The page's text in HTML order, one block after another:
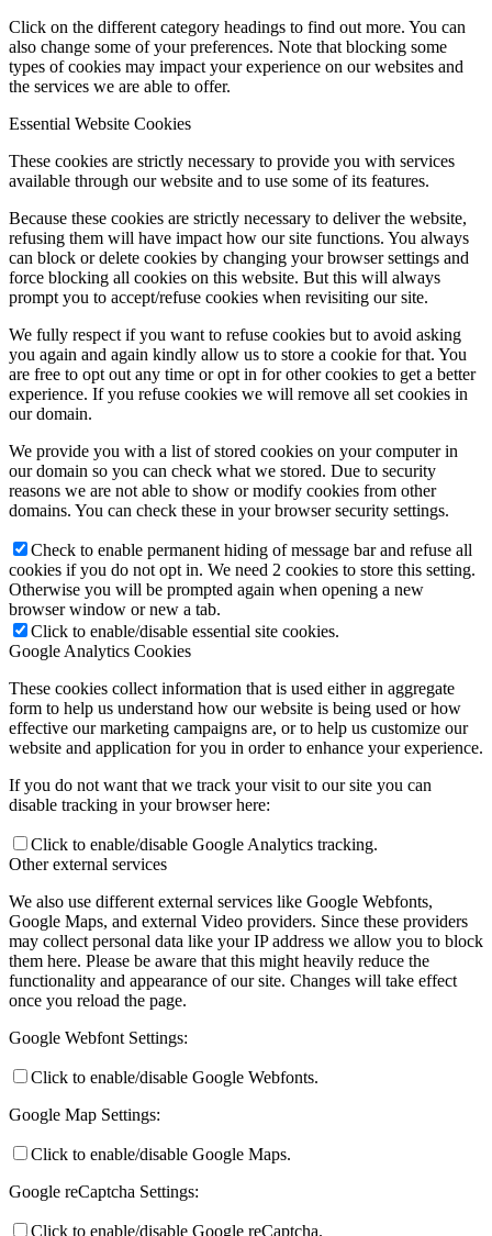
Click on the different category headings to find out more. You can
also change some of your preferences. Note that blocking some
types of cookies may impact your experience on our websites and
the services we are able to offer.
Essential Website Cookies
These cookies are strictly necessary to provide you with services
available through our website and to use some of its features.
Because these cookies are strictly necessary to deliver the website,
refusing them will have impact how our site functions. You always
can block or delete cookies by changing your browser settings and
force blocking all cookies on this website. But this will always
prompt you to accept/refuse cookies when revisiting our site.
We fully respect if you want to refuse cookies but to avoid asking
you again and again kindly allow us to store a cookie for that. You
are free to opt out any time or opt in for other cookies to get a better
experience. If you refuse cookies we will remove all set cookies in
our domain.
We provide you with a list of stored cookies on your computer in
our domain so you can check what we stored. Due to security
reasons we are not able to show or modify cookies from other
domains. You can check these in your browser security settings.
Check to enable permanent hiding of message bar and refuse all
cookies if you do not opt in. We need 2 cookies to store this setting.
Otherwise you will be prompted again when opening a new
browser window or new a tab.
Click to enable/disable essential site cookies.
Google Analytics Cookies
These cookies collect information that is used either in aggregate
form to help us understand how our website is being used or how
effective our marketing campaigns are, or to help us customize our
website and application for you in order to enhance your experience.
If you do not want that we track your visit to our site you can
disable tracking in your browser here:
Click to enable/disable Google Analytics tracking.
Other external services
We also use different external services like Google Webfonts,
Google Maps, and external Video providers. Since these providers
may collect personal data like your IP address we allow you to block
them here. Please be aware that this might heavily reduce the
functionality and appearance of our site. Changes will take effect
once you reload the page.
Google Webfont Settings:
Click to enable/disable Google Webfonts.
Google Map Settings:
Click to enable/disable Google Maps.
Google reCaptcha Settings:
Click to enable/disable Google reCaptcha.